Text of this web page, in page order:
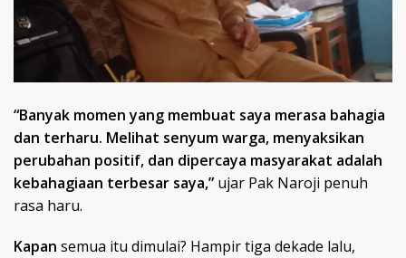
“Banyak momen yang membuat saya merasa bahagia
dan terharu. Melihat senyum warga, menyaksikan
perubahan positif, dan dipercaya masyarakat adalah
kebahagiaan terbesar saya,” ujar Pak Naroji penuh
rasa haru.
Kapan semua itu dimulai? Hampir tiga dekade lalu,